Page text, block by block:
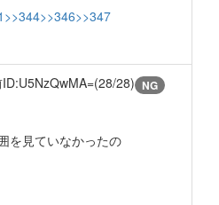
>>344>>346>>347
ID:U5NzQwMA=(28/28) NG
を見ていなかったの